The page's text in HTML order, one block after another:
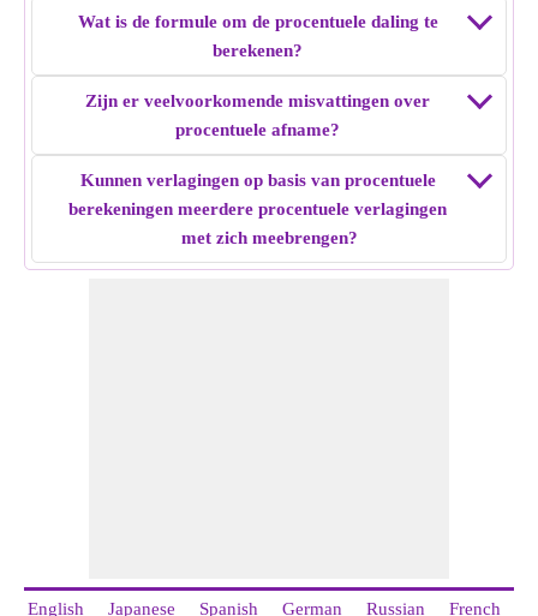
Wat is de formule om de procentuele daling te
berekenen?
Zijn er veelvoorkomende misvattingen over
procentuele afname?
Kunnen verlagingen op basis van procentuele
berekeningen meerdere procentuele verlagingen
met zich meebrengen?
English Japanese Spanish German Russian French